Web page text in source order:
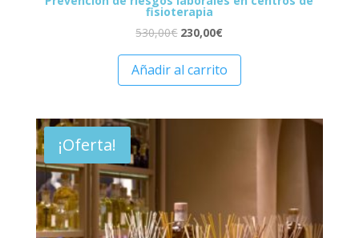
fisioterapia
530,00€ 230,00€
Añadir al carrito
¡Oferta!